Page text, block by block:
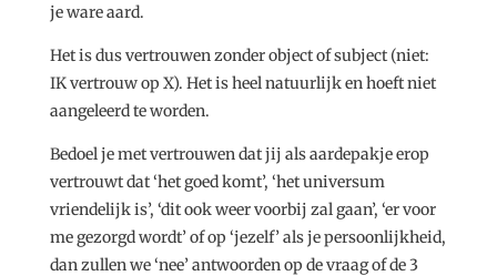
je ware aard.
Het is dus vertrouwen zonder object of subject (niet:
IK vertrouw op X). Het is heel natuurlijk en hoeft niet
aangeleerd te worden.
Bedoel je met vertrouwen dat jij als aardepakje erop
vertrouwt dat ‘het goed komt’, ‘het universum
vriendelijk is’, ‘dit ook weer voorbij zal gaan’, ‘er voor
me gezorgd wordt’ of op ‘jezelf’ als je persoonlijkheid,
dan zullen we ‘nee’ antwoorden op de vraag of de 3